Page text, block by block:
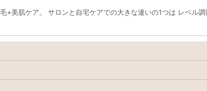
+美肌ケア。 サロンと自宅ケアでの大きな違いの1つは レベル